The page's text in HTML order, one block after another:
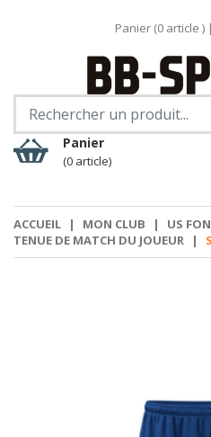
Panier (0article ) |
Panier
(0 article)
ACCUEIL | MON CLUB | US
TENUE DE MATCH DU JOUEUR
|